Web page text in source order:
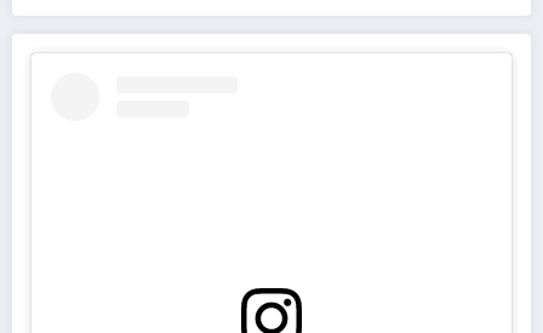
2026
el cambio prometido y el
desencanto ciudadano